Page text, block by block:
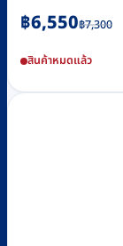
฿7,300
Original
was:
฿7,300.
฿6,550
Current
is:
฿6,550.
สินค้าหมดแล้ว